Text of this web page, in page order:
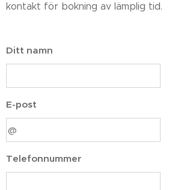
kontakt för bokning av lämplig tid.
Ditt namn
E-post
Telefonnummer